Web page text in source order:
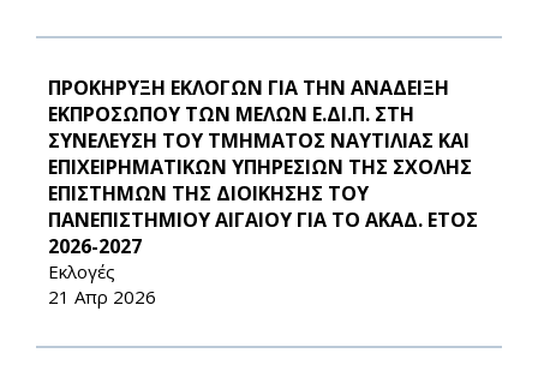
ΠΡΟΚΗΡΥΞΗ ΕΚΛΟΓΩΝ ΓΙΑ ΤΗΝ ΑΝΑΔΕΙΞΗ
ΕΚΠΡΟΣΩΠΟΥ ΤΩΝ ΜΕΛΩΝ Ε.ΔΙ.Π. ΣΤΗ
ΣΥΝΕΛΕΥΣΗ ΤΟΥ ΤΜΗΜΑΤΟΣ ΝΑΥΤΙΛΙΑΣ ΚΑΙ
ΕΠΙΧΕΙΡΗΜΑΤΙΚΩΝ ΥΠΗΡΕΣΙΩΝ ΤΗΣ ΣΧΟΛΗΣ
ΕΠΙΣΤΗΜΩΝ ΤΗΣ ΔΙΟΙΚΗΣΗΣ ΤΟΥ
ΠΑΝΕΠΙΣΤΗΜΙΟΥ ΑΙΓΑΙΟΥ ΓΙΑ ΤΟ ΑΚΑΔ. ΕΤΟΣ
2026-2027
Εκλογές
21 Απρ 2026